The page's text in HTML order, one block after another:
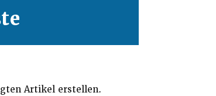
Artikel erstellen.